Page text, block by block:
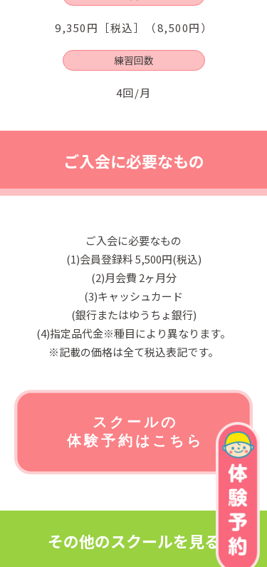
9,350円［税込］（8,500円）
練習回数
4回/月
ご入会に必要なもの
ご入会に必要なもの
(1)会員登録料 5,500円(税込)
(2)月会費 2ヶ月分
(3)キャッシュカード
(銀行またはゆうちょ銀行)
(4)指定品代金※種目により異なります。
※記載の価格は全て税込表記です。
その他のスクールを見る